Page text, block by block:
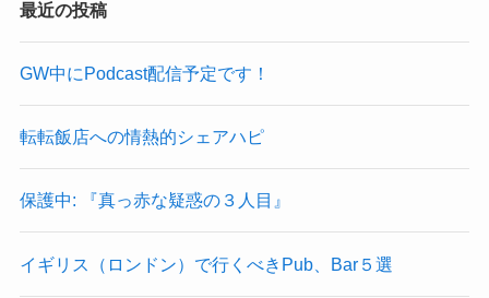
最近の投稿
GW中にPodcast配信予定です！
転転飯店への情熱的シェアハピ
保護中: 『真っ赤な疑惑の３人目』
イギリス（ロンドン）で行くべきPub、Bar５選